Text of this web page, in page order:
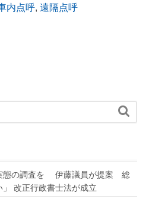
内点呼, 遠隔点呼

態の調査を 伊藤議員が提案 総
改正行政書士法が成立